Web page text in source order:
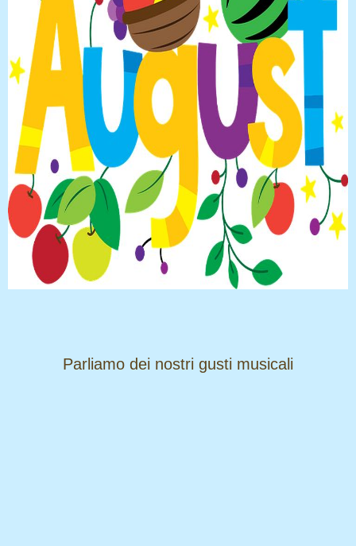
​​​​​​​Parliamo dei nostri gusti musicali